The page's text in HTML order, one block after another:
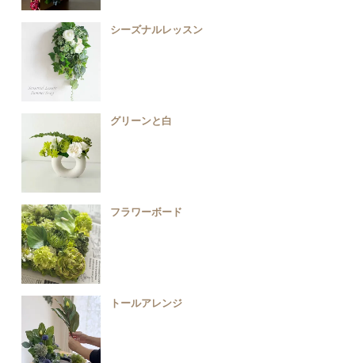
シーズナルレッスン
グリーンと白
フラワーボード
トールアレンジ